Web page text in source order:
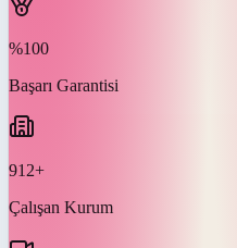
%100
Başarı Garantisi
912+
Çalışan Kurum